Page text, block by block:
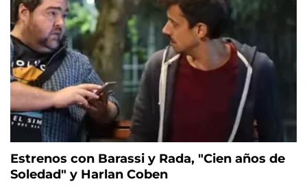
Estrenos con Barassi y Rada, "Cien años de
Soledad" y Harlan Coben